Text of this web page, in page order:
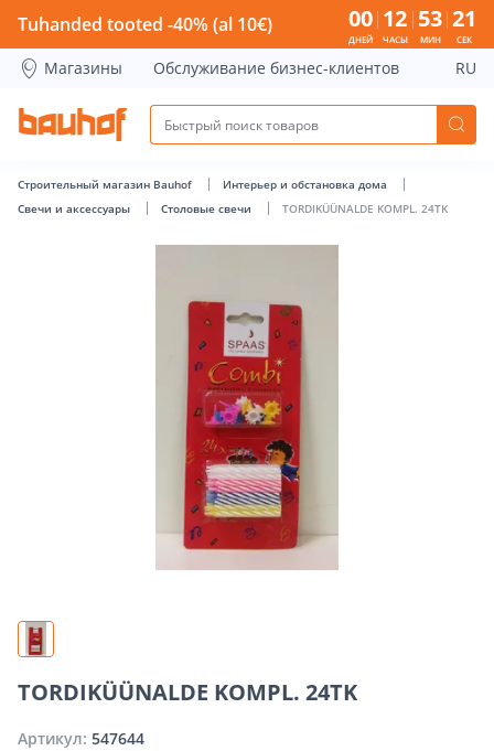
TORDIKÜÜNALDE KOMPL. 24TK - Bauhof has loaded
Tuhanded tooted -40% (al 10€) 00
ДНЕЙ
12
ЧАСЫ
53
МИН
20
СЕК
Магазины Обслуживание бизнес-клиентов RU
Строительный магазин Bauhof
Интерьер и обстановка дома
Свечи и аксессуары
Столовые свечи TORDIKÜÜNALDE KOMPL. 24TK
TORDIKÜÜNALDE KOMPL. 24TK
Артикул: 547644